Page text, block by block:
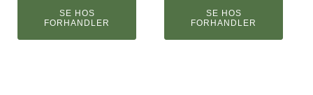
SE HOS
FORHANDLER
SE HOS
FORHANDLER